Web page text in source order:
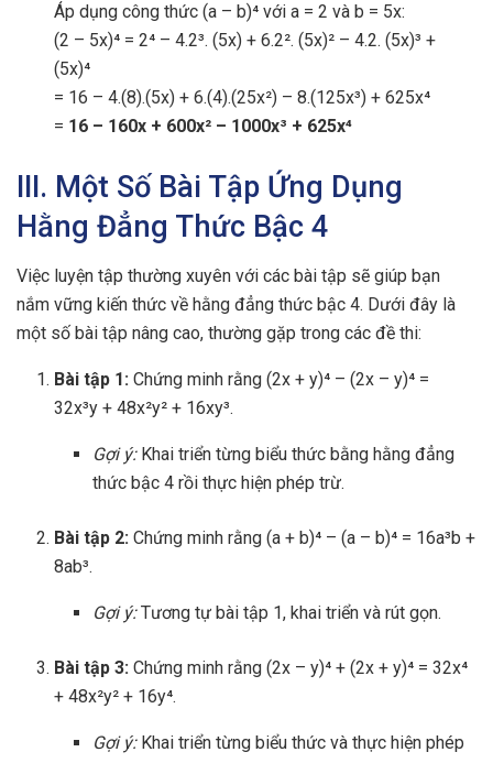
Áp dụng công thức (a – b)⁴ với a = 2 và b = 5x:
(2 – 5x)⁴ = 2⁴ – 4.2³. (5x) + 6.2². (5x)² – 4.2. (5x)³ +
(5x)⁴
= 16 – 4.(8).(5x) + 6.(4).(25x²) – 8.(125x³) + 625x⁴
= 16 – 160x + 600x² – 1000x³ + 625x⁴
III. Một Số Bài Tập Ứng Dụng
Hằng Đẳng Thức Bậc 4
Việc luyện tập thường xuyên với các bài tập sẽ giúp bạn
nắm vững kiến thức về hằng đẳng thức bậc 4. Dưới đây là
một số bài tập nâng cao, thường gặp trong các đề thi:
Bài tập 1: Chứng minh rằng (2x + y)⁴ – (2x – y)⁴ =
32x³y + 48x²y² + 16xy³.
Gợi ý:Khai triển từng biểu thức bằng hằng đẳng
thức bậc 4 rồi thực hiện phép trừ.
Bài tập 2: Chứng minh rằng (a + b)⁴ – (a – b)⁴ = 16a³b +
8ab³.
Gợi ý:Tương tự bài tập 1, khai triển và rút gọn.
Bài tập 3: Chứng minh rằng (2x – y)⁴ + (2x + y)⁴ = 32x⁴
+ 48x²y² + 16y⁴.
Gợi ý:Khai triển từng biểu thức và thực hiện phép